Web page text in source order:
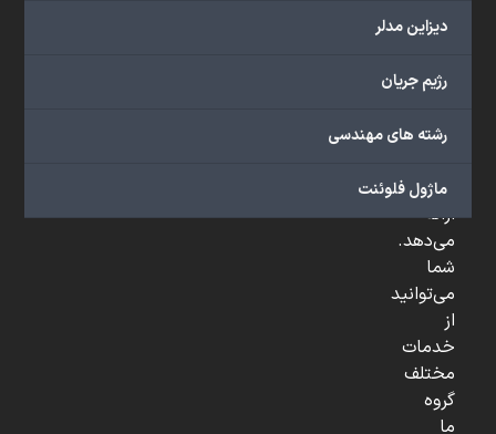
دیزاین مدلر
رژیم جریان
رشته های مهندسی
ماژول فلوئنت
با
دانشگاهی،
صنعتی
...
ارائه
می‌دهد.
شما
می‌توانید
از
خدمات
مختلف
گروه
ما